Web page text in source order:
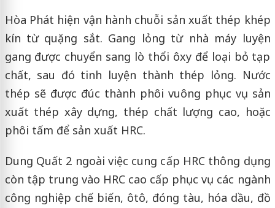
Hòa Phát hiện vận hành chuỗi sản xuất thép khép
kín từ quặng sắt. Gang lỏng từ nhà máy luyện
gang được chuyển sang lò thổi ôxy để loại bỏ tạp
chất, sau đó tinh luyện thành thép lỏng. Nước
thép sẽ được đúc thành phôi vuông phục vụ sản
xuất thép xây dựng, thép chất lượng cao, hoặc
phôi tấm để sản xuất HRC.
Dung Quất 2 ngoài việc cung cấp HRC thông dụng
còn tập trung vào HRC cao cấp phục vụ các ngành
công nghiệp chế biến, ôtô, đóng tàu, hóa dầu, đồ